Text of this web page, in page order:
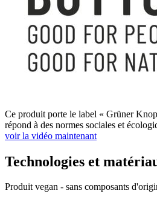
Ce produit porte le label « Grüner
répond à des normes sociales et
voir la vidéo maintenant
Technologies et
Produit vegan - sans composants